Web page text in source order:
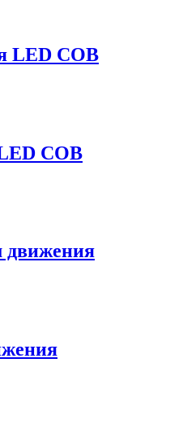
LED COB
COB
движения